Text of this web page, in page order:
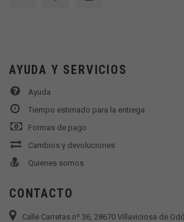
AYUDA Y SERVICIOS
Ayuda
Tiempo estimado para la entrega
Formas de pago
Cambios y devoluciones
Quienes somos
CONTACTO
Calle Carretas nº 36, 28670 Villaviciosa de